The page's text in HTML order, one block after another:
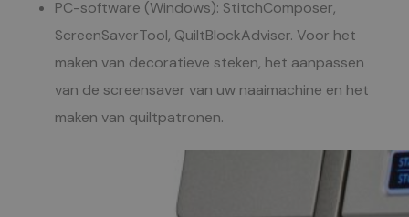
PC-software (Windows): StitchComposer,
ScreenSaverTool, QuiltBlockAdviser. Voor het
maken van decoratieve steken, het aanpassen
van de screensaver van uw naaimachine en het
maken van quiltpatronen.